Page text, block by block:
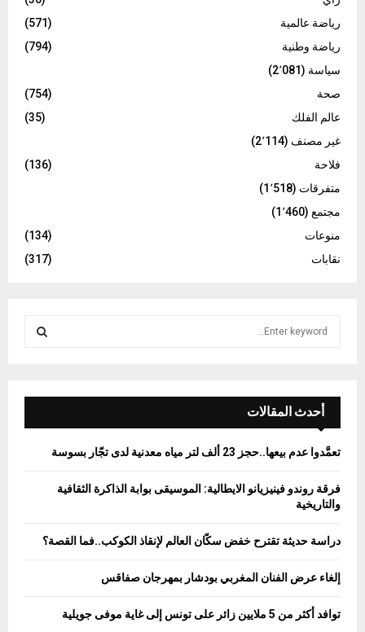
رياضة عالمية
(571)
رياضة وطنية
(794)
سياسة (2٬081)
صحة
(754)
عالم الفلك
(35)
غير مصنف (2٬114)
فلاحة
(136)
متفرقات (1٬518)
مجتمع (1٬460)
منوعات
(134)
نقابات
(317)
f
r
E
A
أحدث المقالات
تعمَّدوا عدم بيعها..حجز 23 ألف لتر مياه معدنية لدى تجّار بسوسة
فرقة روندو فينيزيانو الايطالية: الموسيقى بوابة الذاكرة الثقافية
والتاريخية
دراسة حديثة تقترح خفض سكّان العالم لإنقاذ الكوكب..فما القصة؟
إلغاء عرض الفنان المغربي بودشار بمهرجان صفاقس
توافد أكثر من 5 ملايين زائر على تونس إلى غاية موفى جويلية